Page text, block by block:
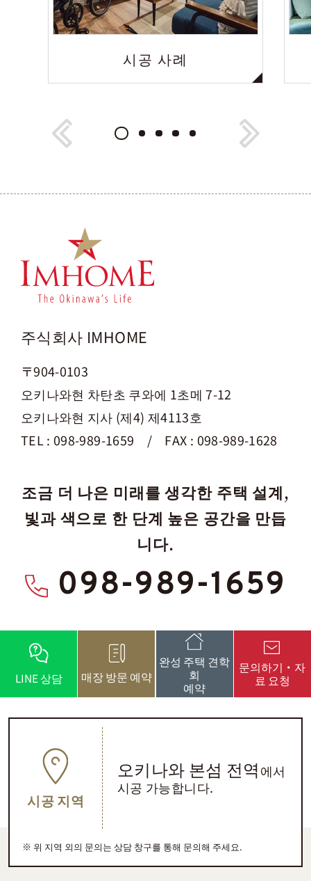
시공 사례
주식회사 IMHOME
〒904-0103
오키나와현 차탄초 쿠와에 1초메 7-12
오키나와현 지사 (제4) 제4113호
TEL : 098-989-1659 / FAX : 098-989-1628
조금 더 나은 미래를 생각한 주택 설계,
빛과 색으로 한 단계 높은 공간을 만듭
니다.
098-989-1659
LINE 상담 매장 방문 예약
완성 주택 견학
회
예약
문의하기・자
료 요청
시공 지역
오키나와 본섬 전역에서
시공 가능합니다.
위 지역 외의 문의는 상담 창구를 통해 문의해 주세요.